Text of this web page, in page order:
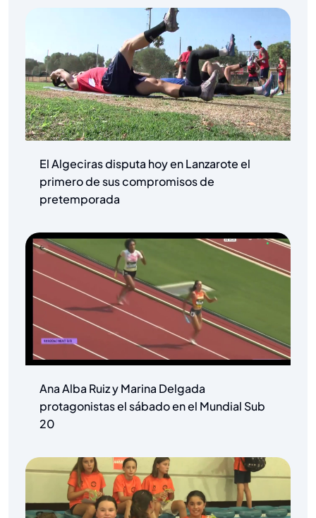
El Algeciras disputa hoy en Lanzarote el
primero de sus compromisos de
pretemporada
Ana Alba Ruiz y Marina Delgada
protagonistas el sábado en el Mundial Sub
20